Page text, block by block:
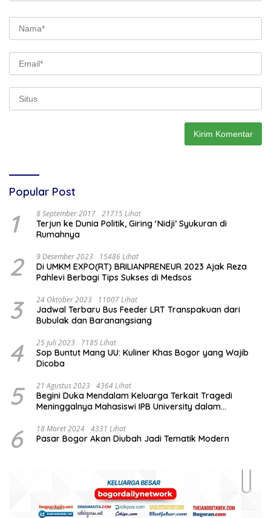
Popular Post
1 8 September 2017 21715 Lihat
Terjun ke Dunia Politik, Giring ‘Nidji’ Syukuran di
Rumahnya
2 9 Desember 2023 15486 Lihat
Di UMKM EXPO(RT) BRILIANPRENEUR 2023 Ajak Reza
Pahlevi Berbagi Tips Sukses di Medsos
3 24 Oktober 2023 11007 Lihat
Jadwal Terbaru Bus Feeder LRT Transpakuan dari
Bubulak dan Baranangsiang
4 25 Juli 2023 7185 Lihat
Sop Buntut Mang UU: Kuliner Khas Bogor yang Wajib
Dicoba
5 21 Agustus 2023 4364 Lihat
Begini Duka Mendalam Keluarga Terkait Tragedi
Meninggalnya Mahasiswi IPB University dalam
6 18 Maret 2024 4331 Lihat
Pasar Bogor Akan Diubah Jadi Tematik Modern